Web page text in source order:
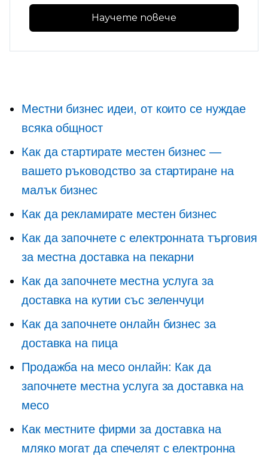
Научете повече
Местни бизнес идеи, от които се нуждае
всяка общност
Как да стартирате местен бизнес —
вашето ръководство за стартиране на
малък бизнес
Как да рекламирате местен бизнес
Как да започнете с електронната търговия
за местна доставка на пекарни
Как да започнете местна услуга за
доставка на кутии със зеленчуци
Как да започнете онлайн бизнес за
доставка на пица
Продажба на месо онлайн: Как да
започнете местна услуга за доставка на
месо
Как местните фирми за доставка на
мляко могат да спечелят с електронна